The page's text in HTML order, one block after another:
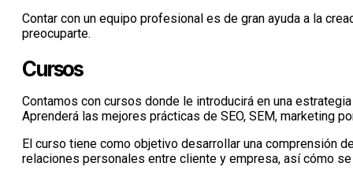
Contar con un equipo profesional es de gran ayuda a la
preocuparte.
Cursos
Contamos con cursos donde le introducirá en una
Aprenderá las mejores prácticas de SEO, SEM, marketing
El curso tiene como objetivo desarrollar una comprensión
relaciones personales entre cliente y empresa, así cómo